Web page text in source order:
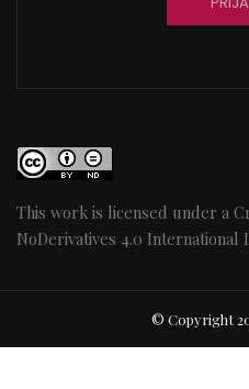
This work is licensed under a
NoDerivatives 4.0 International
© Copyright